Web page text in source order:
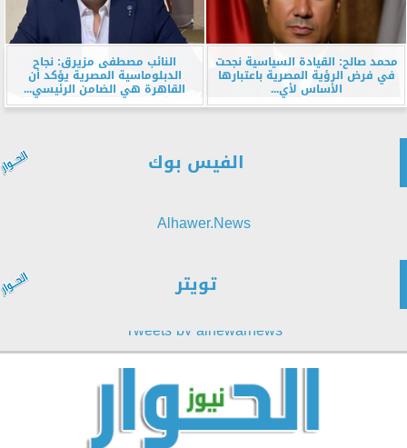
محمد صالح: القيادة السياسية نجحت
في فرض الرؤية المصرية باعتبارها
الأساس لأي...
النائب مصطفى مزيرق: نجاح
الدبلوماسية المصرية يؤكد أن
القاهرة هي الضامن الرئيسي...
الفيس بوك
Alhawer.News
تويتر
Tweets by alhewarnews